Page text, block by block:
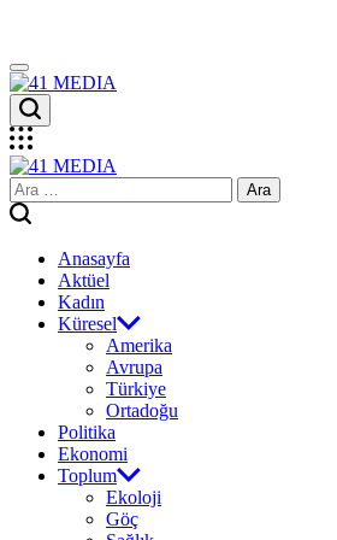
Skip
to
content
41
MEDIA
41
MEDIA
Arama:
Anasayfa
Aktüel
Kadın
Küresel
Amerika
Avrupa
Türkiye
Ortadoğu
Politika
Ekonomi
Toplum
Ekoloji
Göç